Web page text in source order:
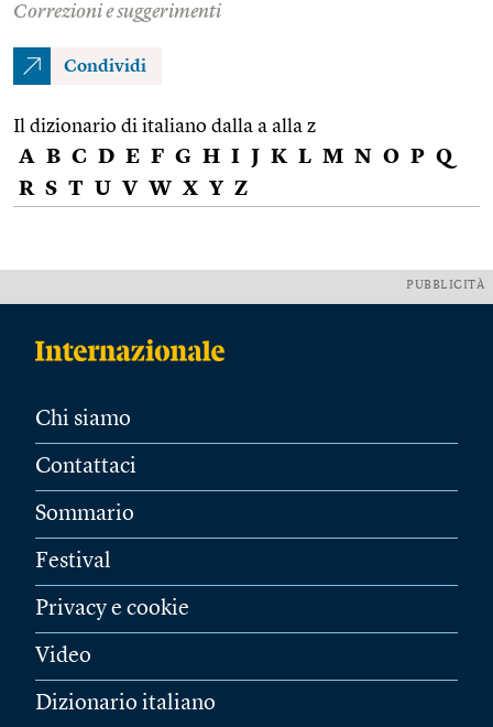
Correzioni e suggerimenti
Condividi
Il dizionario di italiano dalla a alla z
A B C D E F G H I J K L M N O P Q
R S T U V W X Y Z
PUBBLICITÀ
Chi siamo
Contattaci
Sommario
Festival
Privacy e cookie
Video
Dizionario italiano